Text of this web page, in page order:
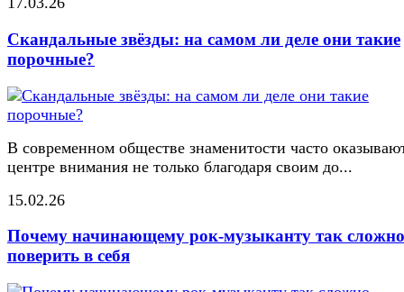
Скандальные звёзды: на самом ли деле они такие
порочные?
В современном обществе знаменитости часто
центре внимания не только благодаря своим до...
15.02.26
Почему начинающему рок-музыканту так сложно
поверить в себя